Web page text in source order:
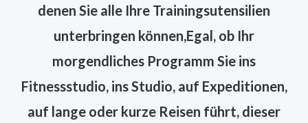
denen Sie alle Ihre Trainingsutensilien
unterbringen können,Egal, ob Ihr
morgendliches Programm Sie ins
Fitnessstudio, ins Studio, auf Expeditionen,
auf lange oder kurze Reisen führt, dieser